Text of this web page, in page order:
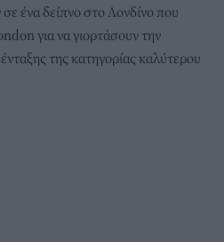
ένα δείπνο στο Λονδίνο που
για να γιορτάσουν την
της κατηγορίας καλύτερου